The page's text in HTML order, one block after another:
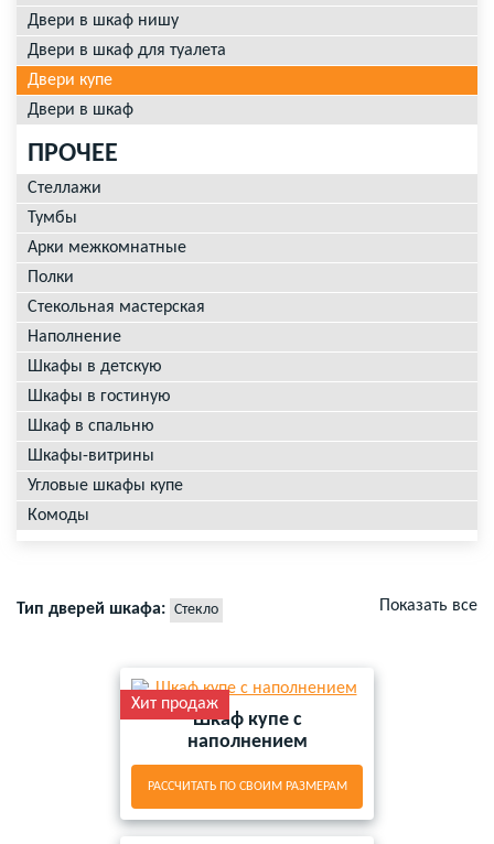
Двери в шкаф нишу
Двери в шкаф для туалета
Двери купе
Двери в шкаф
ПРОЧЕЕ
Стеллажи
Тумбы
Арки межкомнатные
Полки
Стекольная мастерская
Наполнение
Шкафы в детскую
Шкафы в гостиную
Шкаф в спальню
Шкафы-витрины
Угловые шкафы купе
Комоды
Тип дверей шкафа: Стекло Показать все
Хит продаж
Шкаф купе с
наполнением
РАССЧИТАТЬ ПО СВОИМ РАЗМЕРАМ